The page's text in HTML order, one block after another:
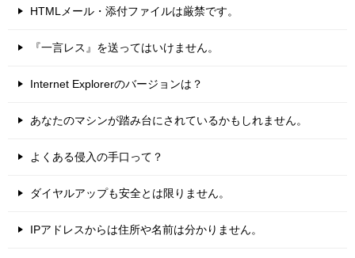
HTMLメール・添付ファイルは厳禁です。
『一言レス』を送ってはいけません。
Internet Explorerのバージョンは？
あなたのマシンが踏み台にされているかもしれません。
よくある侵入の手口って？
ダイヤルアップも安全とは限りません。
IPアドレスからは住所や名前は分かりません。